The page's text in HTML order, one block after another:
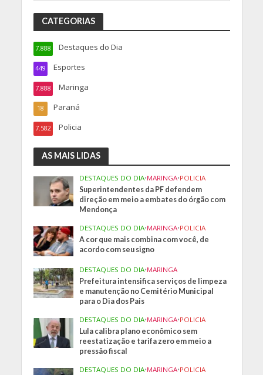
CATEGORIAS
Destaques do Dia
7.888
Esportes
449
Maringa
7.888
Paraná
18
Policia
7.582
AS MAIS LIDAS
DESTAQUES DO DIA•MARINGA•POLICIA
Superintendentes da PF defendem
direção em meio a embates do órgão com
Mendonça
DESTAQUES DO DIA•MARINGA•POLICIA
A cor que mais combina com você, de
acordo com seu signo
DESTAQUES DO DIA•MARINGA
Prefeitura intensifica serviços de limpeza
e manutenção no Cemitério Municipal
para o Dia dos Pais
DESTAQUES DO DIA•MARINGA•POLICIA
Lula calibra plano econômico sem
reestatização e tarifa zero em meio a
pressão fiscal
DESTAQUES DO DIA•MARINGA•POLICIA